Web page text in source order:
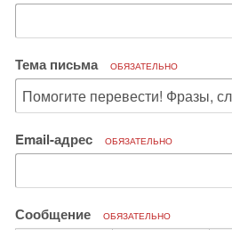
Тема письма ОБЯЗАТЕЛЬНО
Email-адрес ОБЯЗАТЕЛЬНО
Сообщение ОБЯЗАТЕЛЬНО